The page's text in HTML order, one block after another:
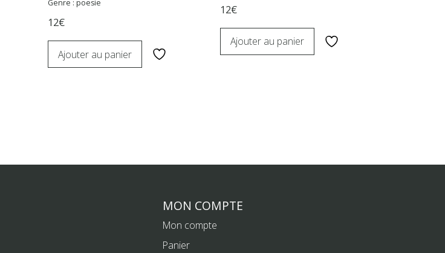
Genre : poesie
12€
Ajouter au panier
12€
Ajouter au panier
MON COMPTE
Mon compte
Panier